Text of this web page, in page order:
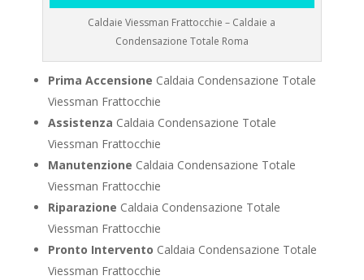
Caldaie Viessman Frattocchie – Caldaie a
Condensazione Totale Roma
Prima Accensione Caldaia Condensazione Totale
Viessman Frattocchie
Assistenza Caldaia Condensazione Totale
Viessman Frattocchie
Manutenzione Caldaia Condensazione Totale
Viessman Frattocchie
Riparazione Caldaia Condensazione Totale
Viessman Frattocchie
Pronto Intervento Caldaia Condensazione Totale
Viessman Frattocchie